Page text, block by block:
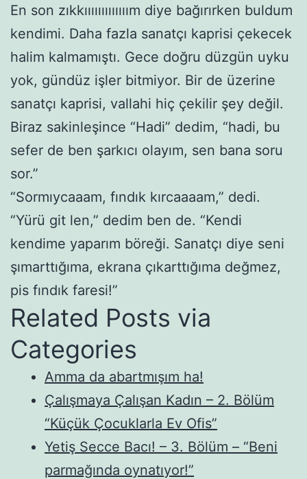
En son zıkkııııııııııııım diye bağırırken buldum
kendimi. Daha fazla sanatçı kaprisi çekecek
halim kalmamıştı. Gece doğru düzgün uyku
yok, gündüz işler bitmiyor. Bir de üzerine
sanatçı kaprisi, vallahi hiç çekilir şey değil.
Biraz sakinleşince “Hadi” dedim, “hadi, bu
sefer de ben şarkıcı olayım, sen bana soru
sor.”
“Sormıycaaam, fındık kırcaaaam,” dedi.
“Yürü git len,” dedim ben de. “Kendi
kendime yaparım böreği. Sanatçı diye seni
şımarttığıma, ekrana çıkarttığıma değmez,
pis fındık faresi!”
Related Posts via
Categories
Amma da abartmışım ha!
Çalışmaya Çalışan Kadın – 2. Bölüm
“Küçük Çocuklarla Ev Ofis”
Yetiş Secce Bacı! – 3. Bölüm – “Beni
parmağında oynatıyor!”